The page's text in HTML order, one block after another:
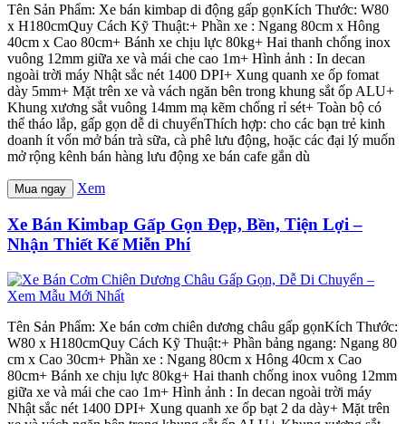
Tên Sản Phẩm: Xe bán kimbap di động gấp gọnKích Thước: W80
x H180cmQuy Cách Kỹ Thuật:+ Phần xe : Ngang 80cm x Hông
40cm x Cao 80cm+ Bánh xe chịu lực 80kg+ Hai thanh chống inox
vuông 12mm giữa xe và mái che cao 1m+ Hình ảnh : In decan
ngoài trời máy Nhật sắc nét 1400 DPI+ Xung quanh xe ốp fomat
dày 5mm+ Mặt trên xe và vách ngăn bên trong khung sắt ốp ALU+
Khung xương sắt vuông 14mm mạ kẽm chống rỉ sét+ Toàn bộ có
thể tháo lắp, gấp gọn dễ di chuyểnThích hợp: cho các bạn trẻ kinh
doanh ít vốn mở bán trà sữa, cà phê lưu động, hoặc các đại lý muốn
mở rộng kênh bán hàng lưu động xe bán cafe gắn dù
Mua ngay Xem
Xe Bán Kimbap Gấp Gọn Đẹp, Bền, Tiện Lợi –
Nhận Thiết Kế Miễn Phí
Tên Sản Phẩm: Xe bán cơm chiên dương châu gấp gọnKích Thước:
W80 x H180cmQuy Cách Kỹ Thuật:+ Phần bảng ngang: Ngang 80
cm x Cao 30cm+ Phần xe : Ngang 80cm x Hông 40cm x Cao
80cm+ Bánh xe chịu lực 80kg+ Hai thanh chống inox vuông 12mm
giữa xe và mái che cao 1m+ Hình ảnh : In decan ngoài trời máy
Nhật sắc nét 1400 DPI+ Xung quanh xe ốp bạt 2 da dày+ Mặt trên